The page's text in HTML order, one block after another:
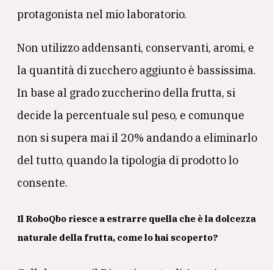
protagonista nel mio laboratorio.
Non utilizzo addensanti, conservanti, aromi, e
la quantità di zucchero aggiunto è bassissima.
In base al grado zuccherino della frutta, si
decide la percentuale sul peso, e comunque
non si supera mai il 20% andando a eliminarlo
del tutto, quando la tipologia di prodotto lo
consente.
Il RoboQbo riesce a estrarre quella che è la dolcezza
naturale della frutta, come lo hai scoperto?